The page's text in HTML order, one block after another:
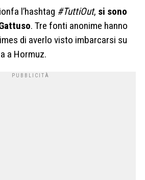
l’hashtag #TuttiOut, si sono
. Tre fonti anonime hanno
di averlo visto imbarcarsi su
a Hormuz.